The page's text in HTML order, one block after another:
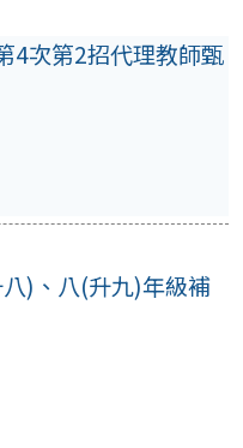
4次第2招代理教師甄
)、八(升九)年級補